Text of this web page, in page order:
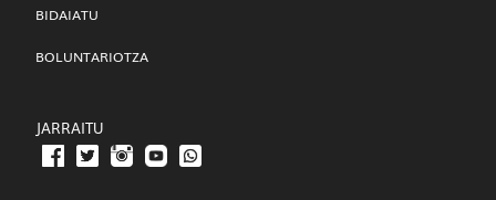
BIDAIATU
BOLUNTARIOTZA
JARRAITU